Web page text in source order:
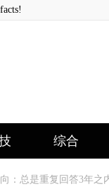
综合
：总是重复回答3年之